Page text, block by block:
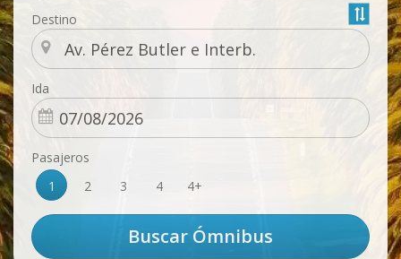
Destino
Ida
Pasajeros
1
2 3 4 4+